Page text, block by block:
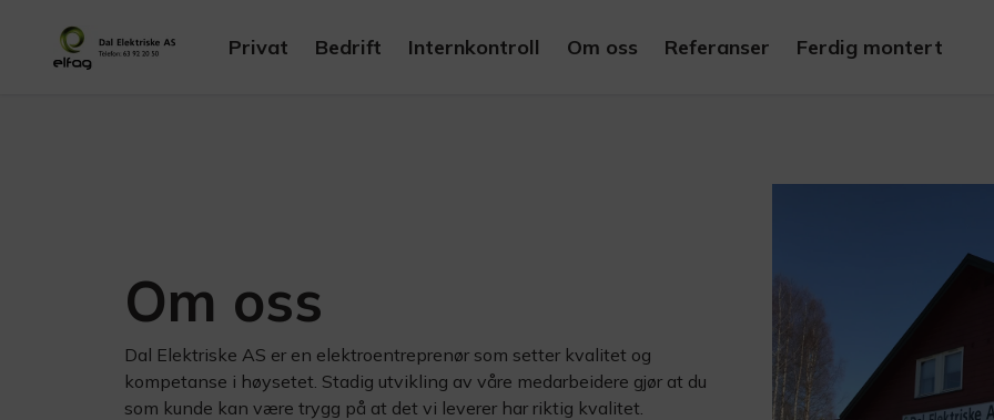
Privat Bedrift Internkontroll Om oss Referanser Ferdig montert
Om oss
Dal Elektriske AS er en elektroentreprenør som setter kvalitet og
kompetanse i høysetet. Stadig utvikling av våre medarbeidere gjør at du
som kunde kan være trygg på at det vi leverer har riktig kvalitet.